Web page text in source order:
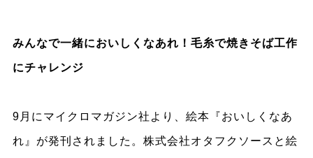
みんなで一緒においしくなあれ！毛糸で焼きそば工作
にチャレンジ
9月にマイクロマガジン社より、絵本『おいしくなあ
れ』が発刊されました。株式会社オタフクソースと絵